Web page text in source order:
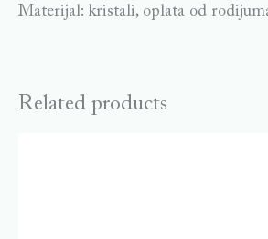
Materijal: kristali, oplata od
Related products